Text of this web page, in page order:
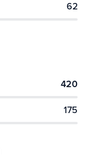
62
420
175